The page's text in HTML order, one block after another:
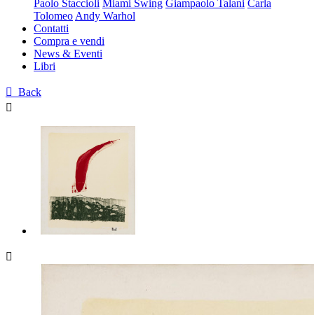
Paolo Staccioli Miami Swing Giampaolo Talani Carla
Tolomeo Andy Warhol
Contatti
Compra e vendi
News & Eventi
Libri
 Back

